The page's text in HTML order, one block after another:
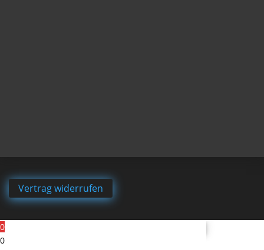
Vertrag widerrufen
0
0